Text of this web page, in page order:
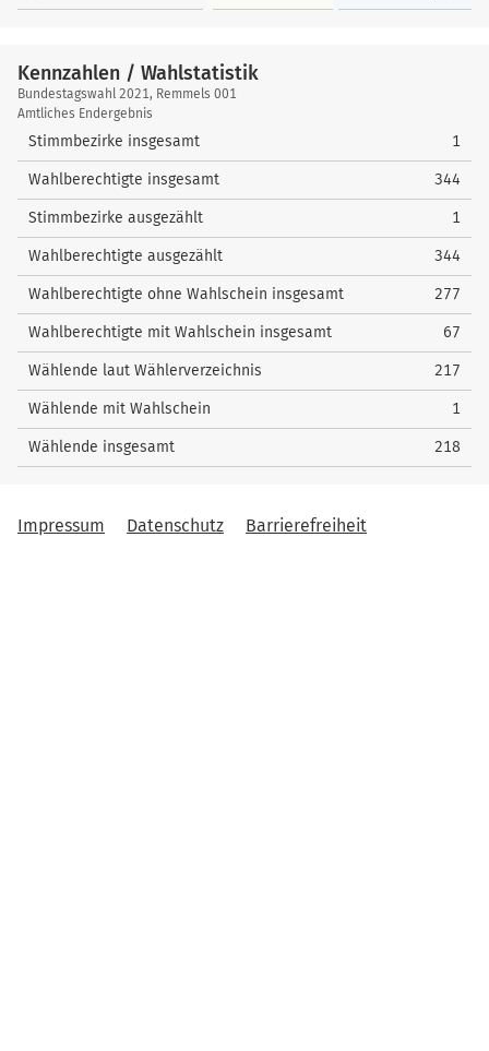
Kennzahlen / Wahlstatistik
Kennzahlen
/
Wahlstatistik
Bundestagswahl 2021, Remmels 001
Amtliches Endergebnis
Stimmbezirke insgesamt 1
Wahlberechtigte insgesamt 344
Stimmbezirke ausgezählt 1
Wahlberechtigte ausgezählt 344
Wahlberechtigte ohne Wahlschein insgesamt 277
Wahlberechtigte mit Wahlschein insgesamt 67
Wählende laut Wählerverzeichnis 217
Wählende mit Wahlschein 1
Wählende insgesamt 218
Impressum Datenschutz Barrierefreiheit